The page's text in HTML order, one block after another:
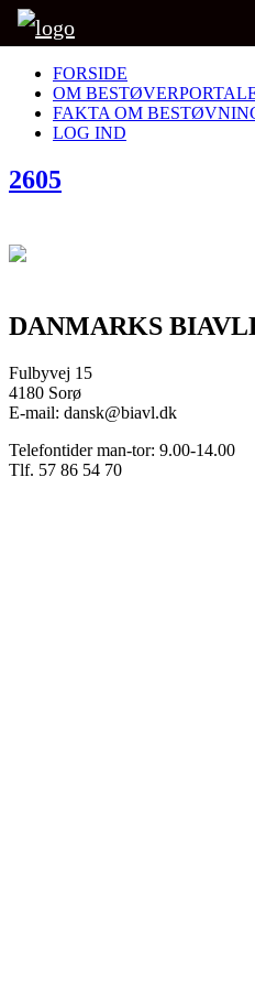
FORSIDE
OM
FAKTA OM
LOG IND
2605
DANMARKS
Fulbyvej 15
4180 Sorø
E-mail: dansk@biavl.dk
Telefontider man-tor: 9.00-14.00
Tlf. 57 86 54 70